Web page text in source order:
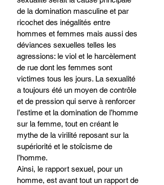
de la domination masculine et par
ricochet des inégalités entre
hommes et femmes mais aussi des
déviances sexuelles telles les
agressions: le viol et le harcèlement
de rue dont les femmes sont
victimes tous les jours. La sexualité
a toujours été un moyen de contrôle
et de pression qui serve à renforcer
l’estime et la domination de l’homme
sur la femme, tout en créant le
mythe de la virilité reposant sur la
supériorité et le stoïcisme de
l’homme.
Ainsi, le rapport sexuel, pour un
homme, est avant tout un rapport de